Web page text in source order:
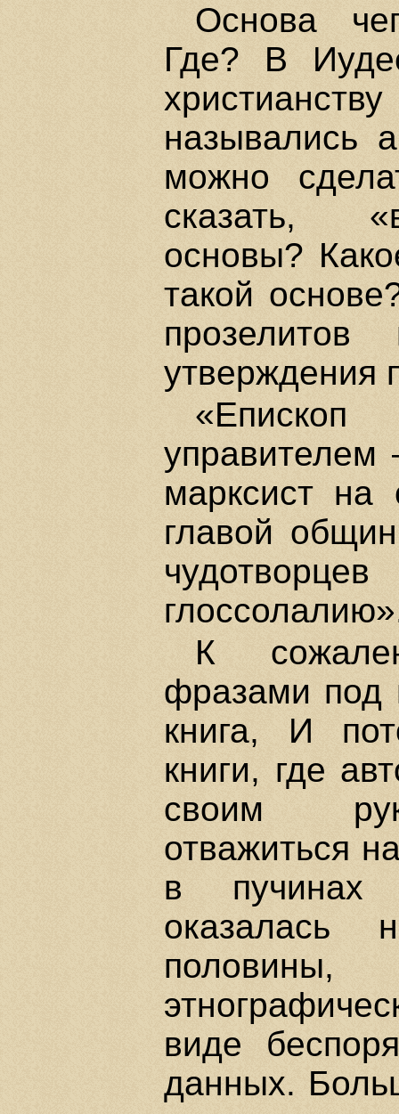
Основа
Где? В
назывались
можно
сказать,
основы?
такой
утверждения
марксист
главой
К
фразами под
книга, И
книги, где
своим
отважиться
в пучинах
оказалась
виде
данных.